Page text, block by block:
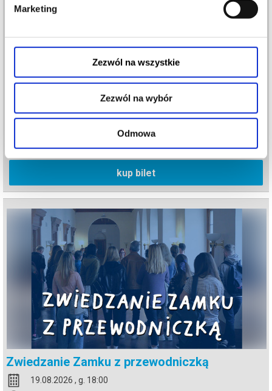
Marketing
Zezwól na wszystkie
Zezwól na wybór
Odmowa
Rodzinne zwiedzanie Zamku
18.08.2026 , g. 12:30
Poznań
od 15,00 pln
kup bilet
Zwiedzanie Zamku z przewodniczką
19.08.2026 , g. 18:00